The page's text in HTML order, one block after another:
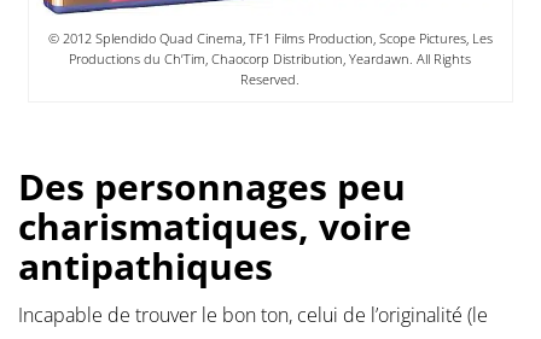
© 2012 Splendido Quad Cinema, TF1 Films Production, Scope Pictures, Les
Productions du Ch’Tim, Chaocorp Distribution, Yeardawn. All Rights
Reserved.
Des personnages peu
charismatiques, voire
antipathiques
Incapable de trouver le bon ton, celui de l’originalité (le